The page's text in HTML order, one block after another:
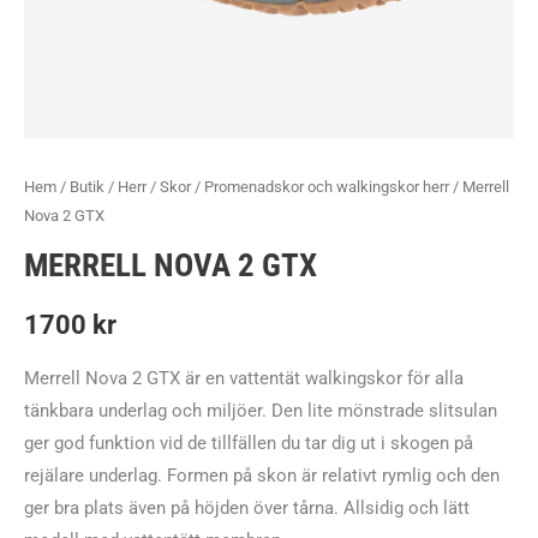
Hem / Butik / Herr/ Skor/ Promenadskor och walkingskor herr/ Merrell
Nova 2 GTX
MERRELL NOVA 2 GTX
1700 kr
Merrell Nova 2 GTX är en vattentät walkingskor för alla
tänkbara underlag och miljöer. Den lite mönstrade slitsulan
ger god funktion vid de tillfällen du tar dig ut i skogen på
rejälare underlag. Formen på skon är relativt rymlig och den
ger bra plats även på höjden över tårna. Allsidig och lätt